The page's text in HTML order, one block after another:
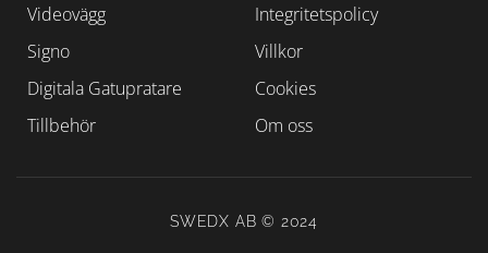
Integritetspolicy
Villkor
Cookies
Om oss
Videovägg
Signo
Digitala Gatupratare
Tillbehör
SWEDX AB © 2024